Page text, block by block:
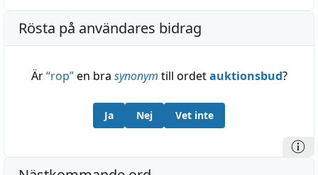
Rösta på användares bidrag
Är“rop”en bra synonym till ordetauktionsbud?
Ja Nej Vet inte